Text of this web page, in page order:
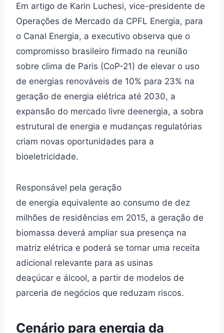
Em artigo de Karin Luchesi, vice-presidente de
Operações de Mercado da CPFL Energia, para
o Canal Energia, a executivo observa que o
compromisso brasileiro firmado na reunião
sobre clima de Paris (CoP-21) de elevar o uso
de energias renováveis de 10% para 23% na
geração de energia elétrica até 2030, a
expansão do mercado livre deenergia, a sobra
estrutural de energia e mudanças regulatórias
criam novas oportunidades para a
bioeletricidade.
Responsável pela geração
de energia equivalente ao consumo de dez
milhões de residências em 2015, a geração de
biomassa deverá ampliar sua presença na
matriz elétrica e poderá se tornar uma receita
adicional relevante para as usinas
deaçúcar e álcool, a partir de modelos de
parceria de negócios que reduzam riscos.
Cenário para energia da